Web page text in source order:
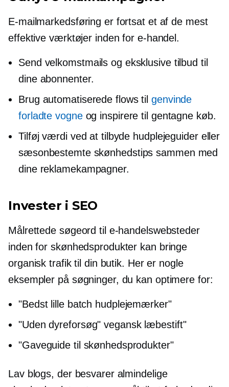
E-mailmarkedsføring er fortsat et af de mest
effektive værktøjer inden for e-handel.
Send velkomstmails og eksklusive tilbud til
dine abonnenter.
Brug automatiserede flows til genvinde
forladte vogneog inspirere til gentagne køb.
Tilføj værdi ved at tilbyde hudplejeguider eller
sæsonbestemte skønhedstips sammen med
dine reklamekampagner.
Invester i SEO
Målrettede søgeord til e-handelswebsteder
inden for skønhedsprodukter kan bringe
organisk trafik til din butik. Her er nogle
eksempler på søgninger, du kan optimere for:
"Bedst lille batch hudplejemærker"
"Uden dyreforsøg" vegansk læbestift"
"Gaveguide til skønhedsprodukter"
Lav blogs, der besvarer almindelige